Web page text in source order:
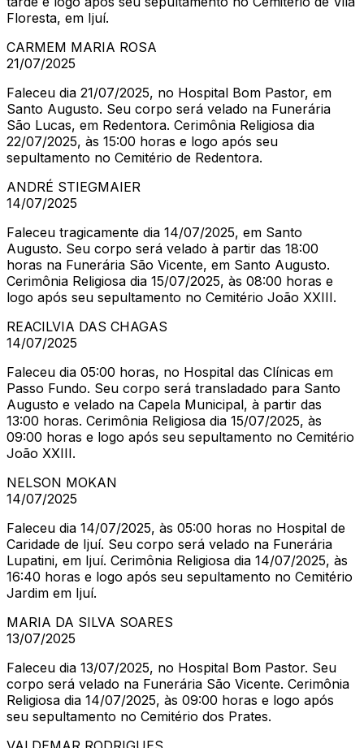
Floresta, em Ijuí.
CARMEM MARIA ROSA
21/07/2025
Faleceu dia 21/07/2025, no Hospital Bom Pastor, em
Santo Augusto. Seu corpo será velado na Funerária
São Lucas, em Redentora. Cerimônia Religiosa dia
22/07/2025, às 15:00 horas e logo após seu
sepultamento no Cemitério de Redentora.
ANDRÉ STIEGMAIER
14/07/2025
Faleceu tragicamente dia 14/07/2025, em Santo
Augusto. Seu corpo será velado à partir das 18:00
horas na Funerária São Vicente, em Santo Augusto.
Cerimônia Religiosa dia 15/07/2025, às 08:00 horas e
logo após seu sepultamento no Cemitério João XXIII.
REACILVIA DAS CHAGAS
14/07/2025
Faleceu dia 05:00 horas, no Hospital das Clínicas em
Passo Fundo. Seu corpo será transladado para Santo
Augusto e velado na Capela Municipal, à partir das
13:00 horas. Cerimônia Religiosa dia 15/07/2025, às
09:00 horas e logo após seu sepultamento no Cemitério
João XXIII.
NELSON MOKAN
14/07/2025
Faleceu dia 14/07/2025, às 05:00 horas no Hospital de
Caridade de Ijuí. Seu corpo será velado na Funerária
Lupatini, em Ijuí. Cerimônia Religiosa dia 14/07/2025, às
16:40 horas e logo após seu sepultamento no Cemitério
Jardim em Ijuí.
MARIA DA SILVA SOARES
13/07/2025
Faleceu dia 13/07/2025, no Hospital Bom Pastor. Seu
corpo será velado na Funerária São Vicente. Cerimônia
Religiosa dia 14/07/2025, às 09:00 horas e logo após
seu sepultamento no Cemitério dos Prates.